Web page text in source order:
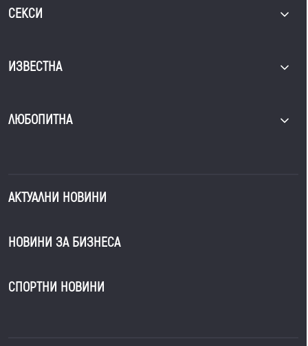
СЕКСИ
ИЗВЕСТНА
ЛЮБОПИТНА
АКТУАЛНИ НОВИНИ
НОВИНИ ЗА БИЗНЕСА
СПОРТНИ НОВИНИ